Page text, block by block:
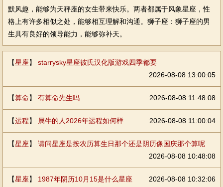
默风趣，能够为天秤座的女生带来快乐。两者都属于风象星座，性
格上有许多相似之处，能够相互理解和沟通。狮子座：狮子座的男
生具有良好的领导能力，能够弥补天。
【星座】 starrysky星座彼氏汉化版游戏四季都要
2026-08-08 13:00:05
【算命】 有算命先生吗 2026-08-08 11:48:08
【运程】 属牛的人2026年运程如何样 2026-08-08 11:00:04
【星座】 请问星座是按农历算生日那个还是阴历像国庆那个算呢
2026-08-08 10:48:08
【星座】 1987年阴历10月15是什么星座 2026-08-08 10:32:06